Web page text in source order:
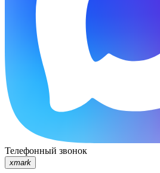
Телефонный звонок
xmark